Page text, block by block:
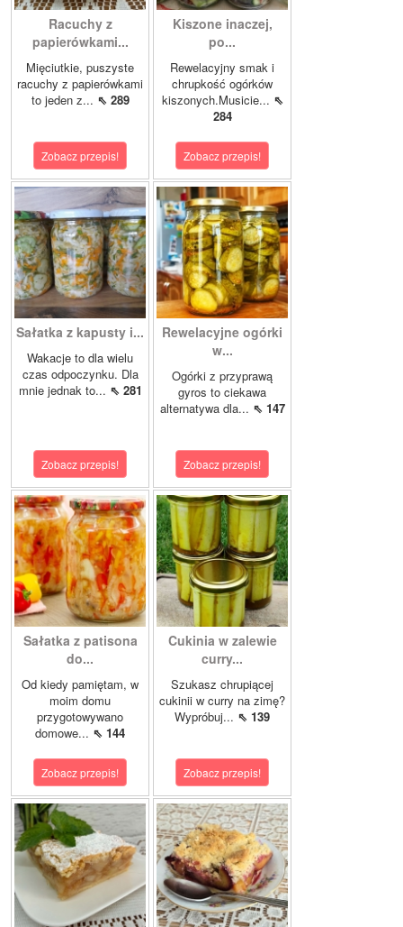
Racuchy z
papierówkami...
Mięciutkie, puszyste
racuchy z papierówkami
to jeden z... ⇖ 289
Zobacz przepis!
Kiszone inaczej,
po...
Rewelacyjny smak i
chrupkość ogórków
kiszonych.Musicie... ⇖
284
Zobacz przepis!
Sałatka z kapusty i...
Wakacje to dla wielu
czas odpoczynku. Dla
mnie jednak to... ⇖ 281
Zobacz przepis!
Rewelacyjne ogórki
w...
Ogórki z przyprawą
gyros to ciekawa
alternatywa dla... ⇖ 147
Zobacz przepis!
Sałatka z patisona
do...
Od kiedy pamiętam, w
moim domu
przygotowywano
domowe... ⇖ 144
Zobacz przepis!
Cukinia w zalewie
curry...
Szukasz chrupiącej
cukinii w curry na zimę?
Wypróbuj... ⇖ 139
Zobacz przepis!